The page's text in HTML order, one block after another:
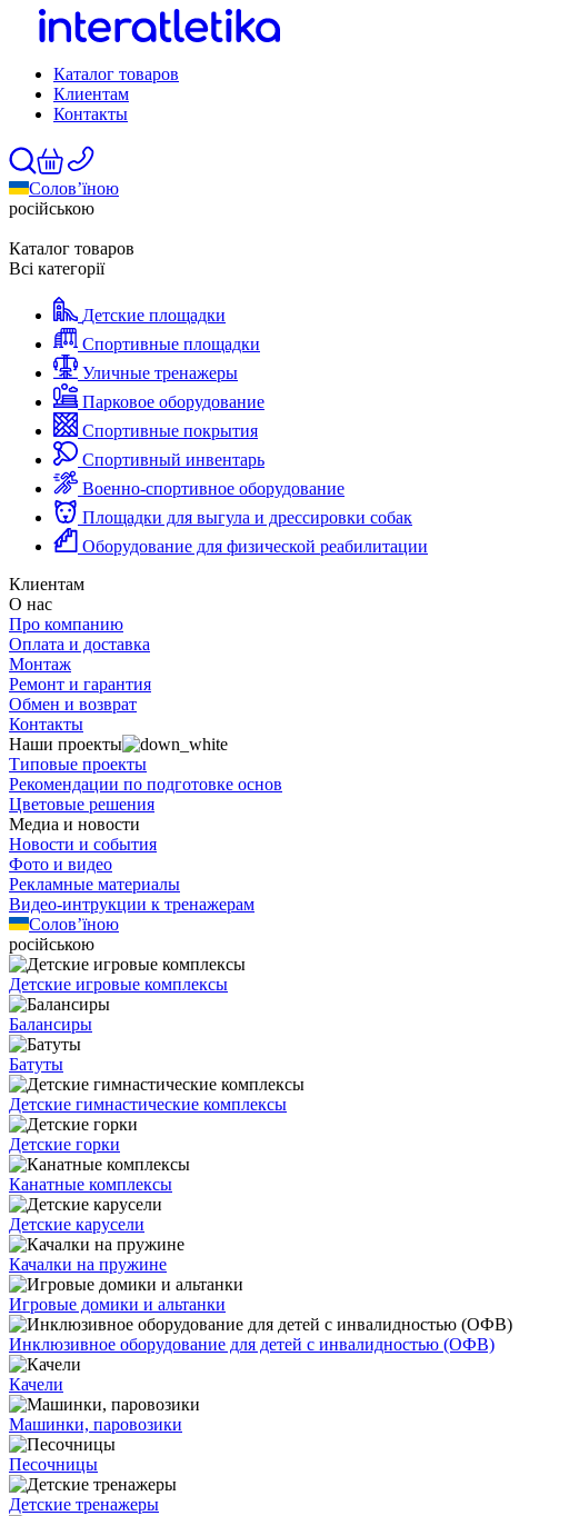
Каталог товаров
Клиентам
Контакты
Солов’їною
російською
Каталог товаров
Всі категорії
Детские площадки
Спортивные площадки
Уличные тренажеры
Парковое оборудование
Спортивные покрытия
Спортивный инвентарь
Военно-спортивное оборудование
Площадки для выгула и дрессировки собак
Оборудование для физической реабилитации
Клиентам
О нас
Про компанию
Оплата и доставка
Монтаж
Ремонт и гарантия
Обмен и возврат
Контакты
Наши проекты
Типовые проекты
Рекомендации по подготовке основ
Цветовые решения
Медиа и новости
Новости и события
Фото и видео
Рекламные материалы
Видео-интрукции к тренажерам
Солов’їною
російською
Детские игровые комплексы
Балансиры
Батуты
Детские гимнастические комплексы
Детские горки
Канатные комплексы
Детские карусели
Качалки на пружине
Игровые домики и альтанки
Инклюзивное оборудование для детей с инвалидностью (ОФВ)
Качели
Машинки, паровозики
Песочницы
Детские тренажеры